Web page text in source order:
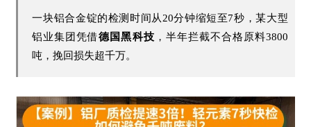
一块铝合金锭的检测时间从20分钟缩短至7秒，某大型
铝业集团凭借德国黑科技 ，半年拦截不合格原料3800
吨，挽回损失超千万。